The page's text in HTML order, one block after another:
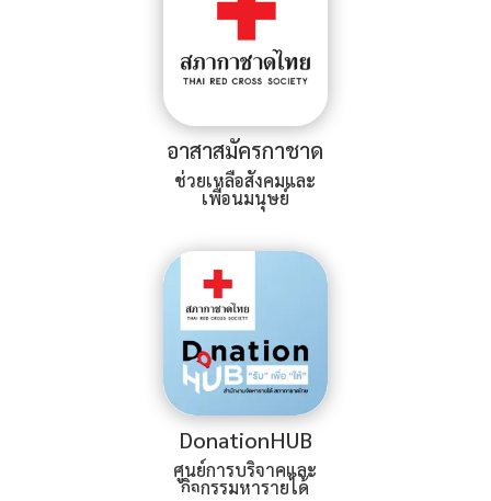
อาสาสมัครกาชาด
ช่วยเหลือสังคมและ
เพื่อนมนุษย์
DonationHUB
ศูนย์การบริจาคและ
กิจกรรมหารายได้